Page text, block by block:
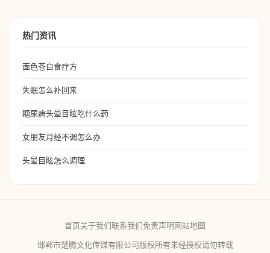
热门资讯
面色苍白食疗方
失眠怎么补回来
糖尿病头晕目眩吃什么药
女朋友月经不调怎么办
头晕目眩怎么调理
首页关于我们联系我们免责声明网站地图
邯郸市楚腾文化传媒有限公司版权所有未经授权请勿转载